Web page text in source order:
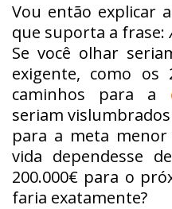
Vou então explicar
que suporta a frase:
Se você olhar
exigente, como os
caminhos para a
seriam
para a meta menor
vida dependesse
200.000€ para o
faria exatamente?